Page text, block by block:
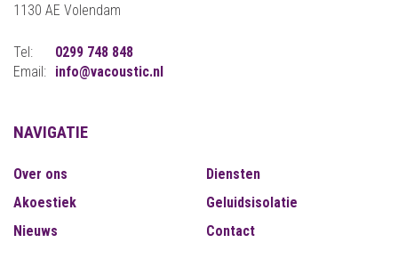
1130 AE Volendam
Tel:
0299 748 848
Email: info@vacoustic.nl
NAVIGATIE
Over ons
Diensten
Akoestiek
Geluidsisolatie
Nieuws
Contact